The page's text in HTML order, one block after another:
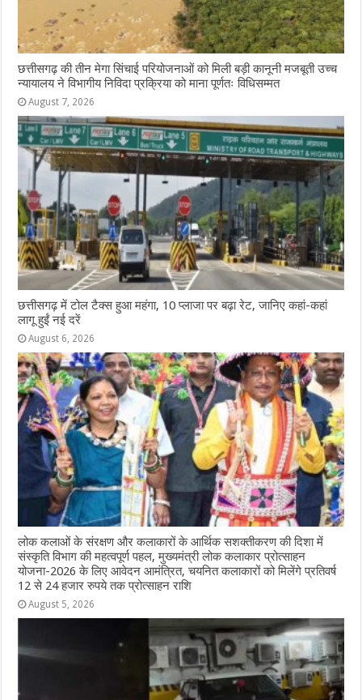
छत्तीसगढ़ की तीन मेगा सिंचाई परियोजनाओं को मिली बड़ी कानूनी मजबूती उच्च
न्यायालय ने विभागीय निविदा प्रक्रिया को माना पूर्णतः विधिसम्मत
August 7, 2026
छत्तीसगढ़ में टोल टैक्स हुआ महंगा, 10 प्लाजा पर बढ़ा रेट, जानिए कहां-कहां
लागू हुईं नई दरें
August 6, 2026
लोक कलाओं के संरक्षण और कलाकारों के आर्थिक सशक्तीकरण की दिशा में
संस्कृति विभाग की महत्वपूर्ण पहल, मुख्यमंत्री लोक कलाकार प्रोत्साहन
योजना-2026 के लिए आवेदन आमंत्रित, चयनित कलाकारों को मिलेंगे प्रतिवर्ष
12 से 24 हजार रुपये तक प्रोत्साहन राशि
August 5, 2026